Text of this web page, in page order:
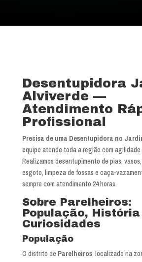
Desentupidora
Alviverde —
Atendimento
Profissional
Precisa de uma Desentupidora no
equipe atende toda a região com
Realizamos desentupimento de pias,
esgoto, limpeza de fossas e caça-
sempre com atendimento 24 horas.
Sobre Parelheiros:
População, História
Curiosidades
População
O distrito de Parelheiros, localizado na